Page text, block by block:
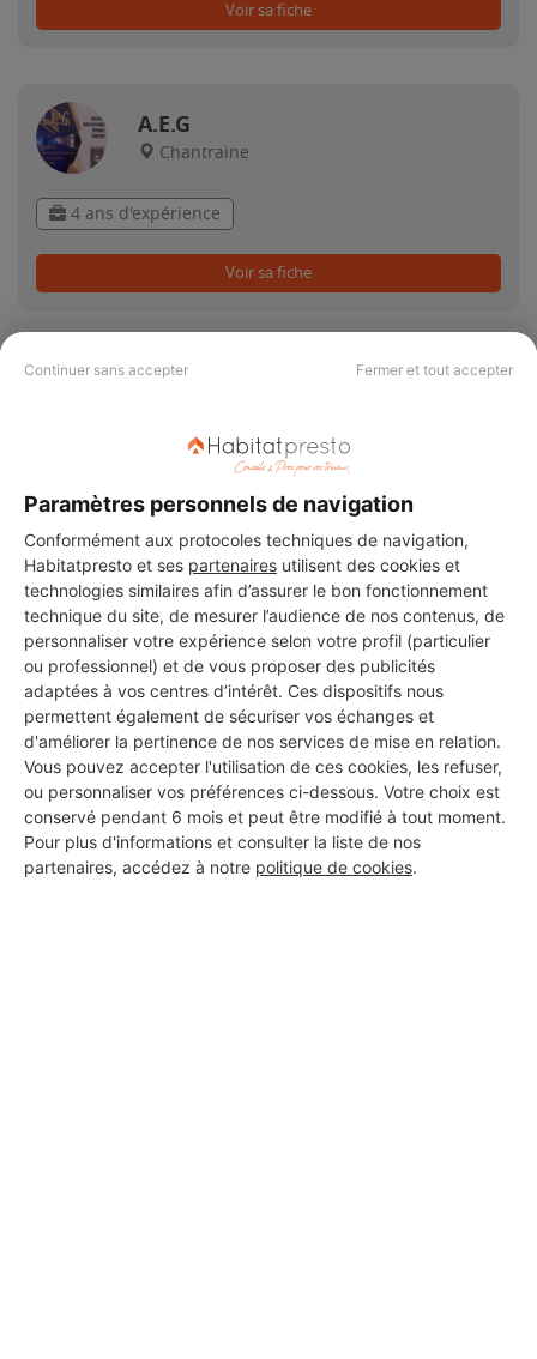
Continuer sans accepter Fermer et tout accepter
Paramètres personnels de navigation
Conformément aux protocoles techniques de navigation,
Habitatpresto et ses partenaires utilisent des cookies et
technologies similaires afin d’assurer le bon fonctionnement
technique du site, de mesurer l’audience de nos contenus, de
personnaliser votre expérience selon votre profil (particulier
ou professionnel) et de vous proposer des publicités
adaptées à vos centres d’intérêt. Ces dispositifs nous
permettent également de sécuriser vos échanges et
d'améliorer la pertinence de nos services de mise en relation.
Vous pouvez accepter l'utilisation de ces cookies, les refuser,
ou personnaliser vos préférences ci-dessous. Votre choix est
conservé pendant 6 mois et peut être modifié à tout moment.
Pour plus d'informations et consulter la liste de nos
partenaires, accédez à notre politique de cookies.
Voir sa fiche
A.E.G
Chantraine
4 ans d'expérience
Voir sa fiche
PAS LE TEMPS DE
CHERCHER ?
Vous souhaitez réaliser des travaux et ne savez quel professionnel
choisir ? Demandez des devis travauxauprès de notre réseau de 5 000
professionnels partout en France.
DEMANDER UN DEVIS